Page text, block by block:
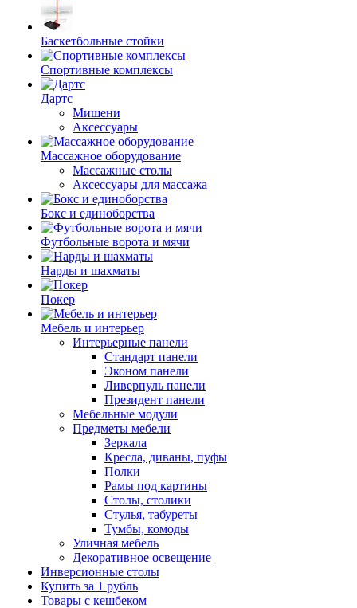
Баскетбольные стойки
Спортивные комплексы
Дартс
Мишени
Аксессуары
Массажное оборудование
Массажные столы
Аксессуары для массажа
Бокс и единоборства
Футбольные ворота и мячи
Нарды и шахматы
Покер
Мебель и интерьер
Интерьерные панели
Стандарт панели
Эконом панели
Ливерпуль панели
Президент панели
Мебельные модули
Предметы мебели
Зеркала
Кресла, диваны, пуфы
Полки
Рамы под картины
Столы, столики
Стулья, табуреты
Тумбы, комоды
Уличная мебель
Декоративное освещение
Инверсионные столы
Купить за 1 рубль
Товары с кешбеком